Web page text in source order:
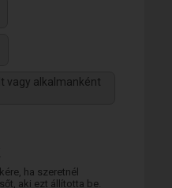
vagy alkalmanként
ha szeretnél
aki ezt állította be.